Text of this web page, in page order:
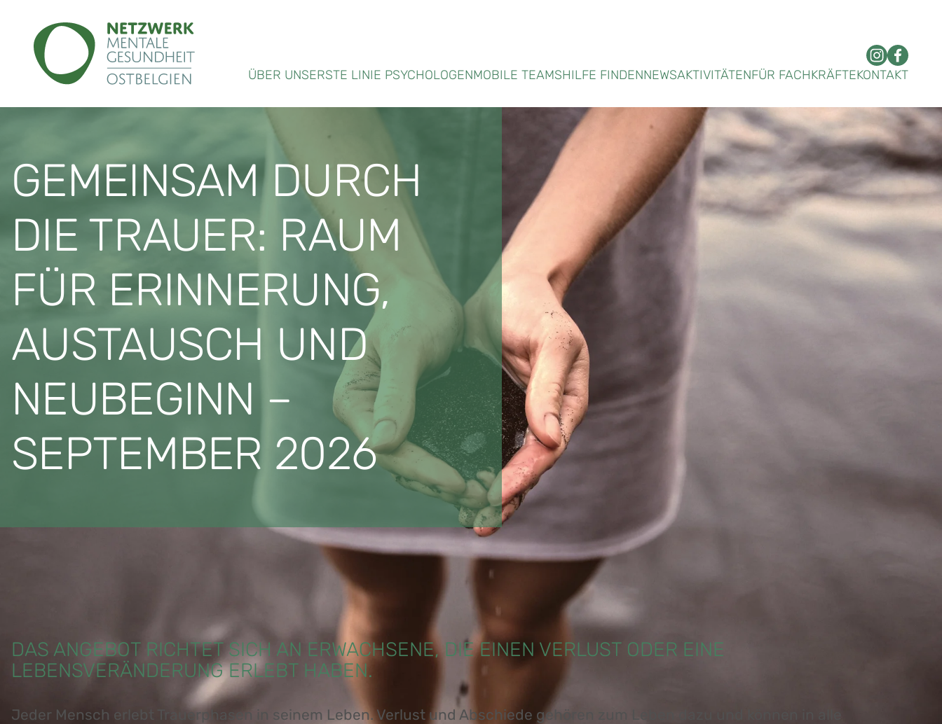
ÜBER UNSERSTE LINIE PSYCHOLOGENMOBILE TEAMSHILFE FINDENNEWSAKTIVITÄTENFÜR FACHKRÄFTEKONTAKT
GEMEINSAM DURCH
DIE TRAUER: RAUM
FÜR ERINNERUNG,
AUSTAUSCH UND
NEUBEGINN –
SEPTEMBER 2026
DAS ANGEBOT RICHTET SICH AN ERWACHSENE, DIE EINEN VERLUST ODER EINE
LEBENSVERÄNDERUNG ERLEBT HABEN.
Jeder Mensch erlebt Trauerphasen in seinem Leben. Verlust und Abschiede gehören zum Leben dazu und können in alle